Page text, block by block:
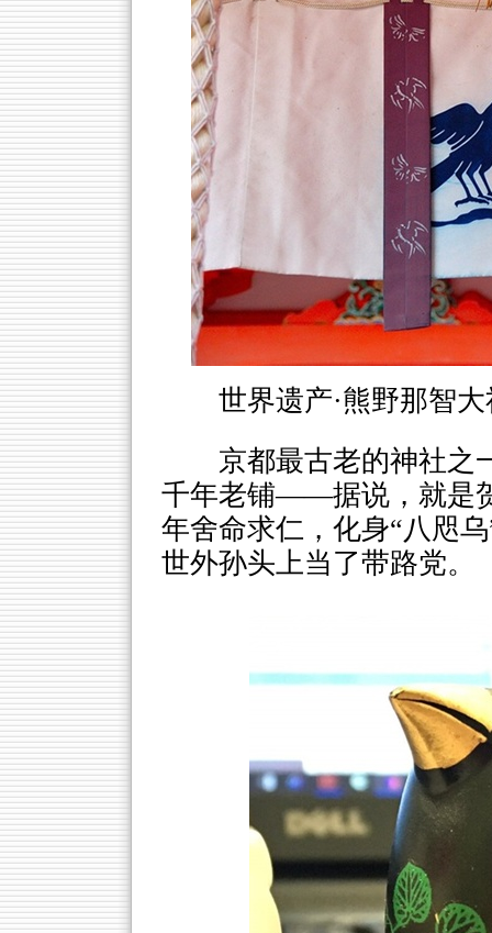
世界遗产·熊野那智
京都最古老的神社之
千年老铺——据说，就是
年舍命求仁，化身“八咫
世外孙头上当了带路党。